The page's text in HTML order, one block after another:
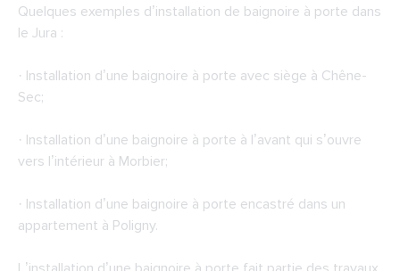
Quelques exemples d’installation de baignoire à porte dans
le Jura :
· Installation d’une baignoire à porte avec siège à Chêne-
Sec;
· Installation d’une baignoire à porte à l’avant qui s’ouvre
vers l’intérieur à Morbier;
· Installation d’une baignoire à porte encastré dans un
appartement à Poligny.